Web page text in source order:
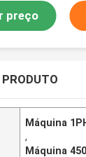
preço
Máquina
,
Máquina